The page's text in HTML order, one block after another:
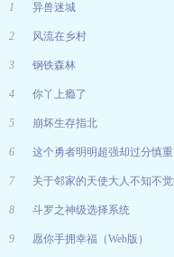
1 异兽迷城
2 风流在乡村
3 钢铁森林
4 你丫上瘾了
5 崩坏生存指北
6 这个勇者明明超强却过分慎重
7
8 斗罗之神级选择系统
9 愿你手拥幸福（Web版）